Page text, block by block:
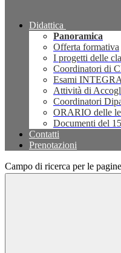
Didattica
Panoramica
Offerta formativa
I progetti delle
Coordinatori di
Esami
Attività di
Coordinatori
ORARIO delle
Documenti del
Contatti
Prenotazioni
Campo di ricerca per le